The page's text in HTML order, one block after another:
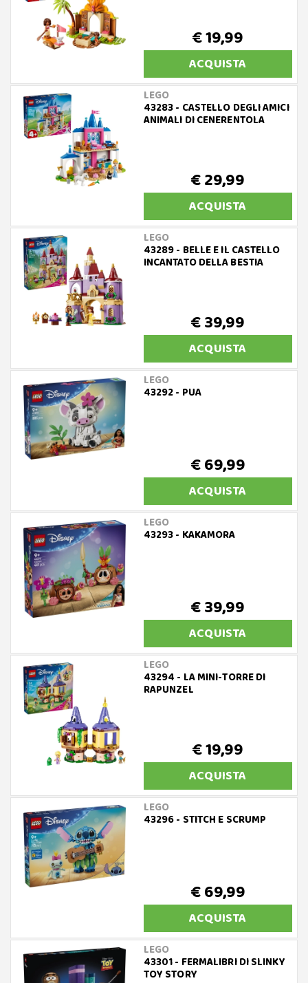
€ 19,99
ACQUISTA
LEGO
43283 - CASTELLO DEGLI AMICI
ANIMALI DI CENERENTOLA
€ 29,99
ACQUISTA
LEGO
43289 - BELLE E IL CASTELLO
INCANTATO DELLA BESTIA
€ 39,99
ACQUISTA
LEGO
43292 - PUA
€ 69,99
ACQUISTA
LEGO
43293 - KAKAMORA
€ 39,99
ACQUISTA
LEGO
43294 - LA MINI-TORRE DI
RAPUNZEL
€ 19,99
ACQUISTA
LEGO
43296 - STITCH E SCRUMP
€ 69,99
ACQUISTA
LEGO
43301 - FERMALIBRI DI SLINKY
TOY STORY